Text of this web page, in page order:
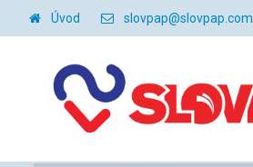
Úvod slovpap@slovpap.com